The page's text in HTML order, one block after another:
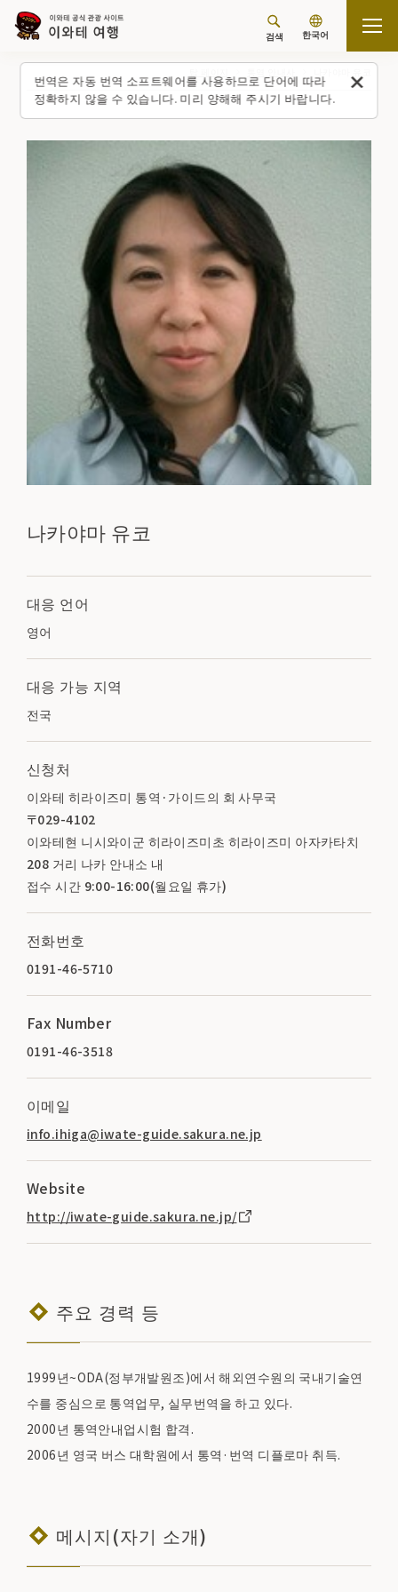
번역은 자동 번역 소프트웨어를 사용하므로 단어에 따라
정확하지 않을 수 있습니다. 미리 양해해 주시기 바랍니다.
검색 한국어
나카야마 유코
대응 언어
영어
대응 가능 지역
전국
신청처
이와테 히라이즈미 통역·가이드의 회 사무국
〒029-4102
이와테현 니시와이군 히라이즈미초 히라이즈미 아자카타치
208 거리 나카 안내소 내
접수 시간 9:00-16:00(월요일 휴가)
전화번호
0191-46-5710
Fax Number
0191-46-3518
이메일
info.ihiga@iwate-guide.sakura.ne.jp
Website
http://iwate-guide.sakura.ne.jp/
주요 경력 등
1999년~ODA(정부개발원조)에서 해외연수원의 국내기술연
수를 중심으로 통역업무, 실무번역을 하고 있다.
2000년 통역안내업시험 합격.
2006년 영국 버스 대학원에서 통역·번역 디플로마 취득.
메시지(자기 소개)